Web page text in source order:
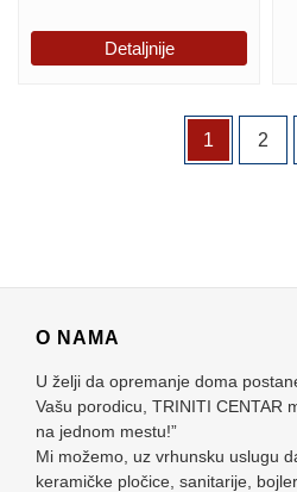
Detaljnije
1 2
O NAMA
U želji da opremanje doma
Vašu porodicu, TRINITI CENTAR
na jednom mestu!”
Mi možemo, uz vrhunsku uslugu
keramičke pločice, sanitarije,